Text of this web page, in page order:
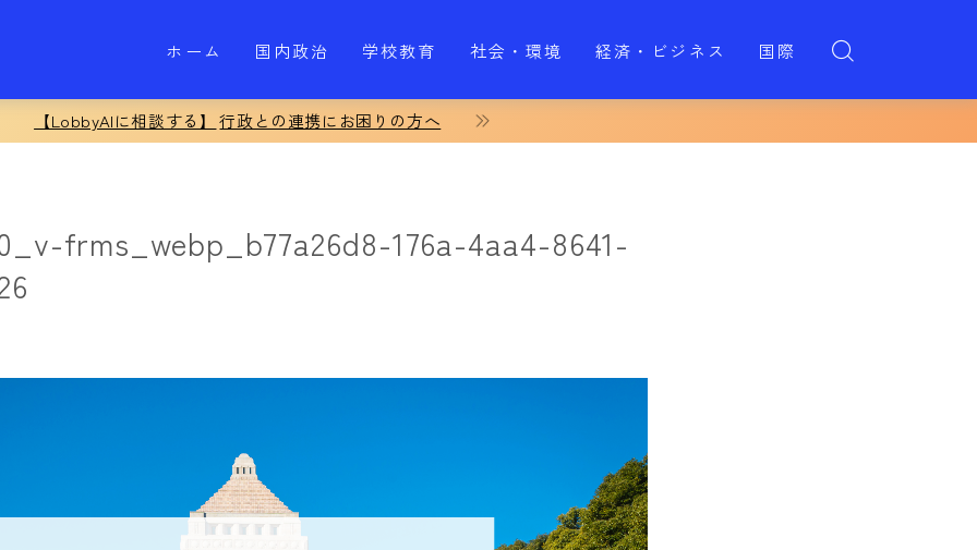
ホーム 国内政治 学校教育 社会・環境 経済・ビジネス 国際
【LobbyAIに相談する】 行政との連携にお困りの方へ
frms_webp_b77a26d8-176a-4aa4-8641-